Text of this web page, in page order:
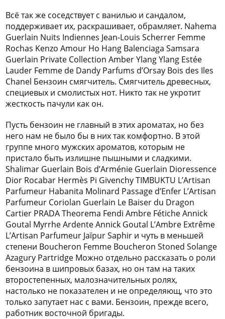
Всё так же соседствует с ванилью и сандалом,
поддерживает их, раскрашивает, обрамляет. Nahema
Guerlain Nuits Indiennes Jean-Louis Scherrer Femme
Rochas Kenzo Amour Ho Hang Balenciaga Samsara
Guerlain Private Collection Amber Ylang Ylang Estée
Lauder Femme de Dandy Parfums d’Orsay Bois des Iles
Chanel Бензоин смягчитель. Смягчитель древесных,
специевых и смолистых нот. Никто так не укротит
жесткость пачули как он.
Пусть бензоин не главный в этих ароматах, но без
него нам не было бы в них так комфортно. В этой
группе много мужских ароматов, которым не
пристало быть излишне пышными и сладкими.
Shalimar Guerlain Bois d’Arménie Guerlain Dioressence
Dior Rocabar Hermès Pi Givenchy TIMBUKTU L’Artisan
Parfumeur Habanita Molinard Passage d’Enfer L’Artisan
Parfumeur Coriolan Guerlain Le Baiser du Dragon
Cartier PRADA Theorema Fendi Ambre Fétiche Annick
Goutal Myrrhe Ardente Annick Goutal L’Ambre Extrême
L’Artisan Parfumeur Jaïpur Saphir и чуть в меньшей
степени Boucheron Femme Boucheron Stoned Solange
Azagury Partridge Можно отдельно рассказать о роли
бензоина в шипровых базах, но он там на таких
второстепенных, малозначительных ролях,
настолько не показателен и не определяющ, что это
только запутает нас с вами. Бензоин, прежде всего,
работник восточной бригады.